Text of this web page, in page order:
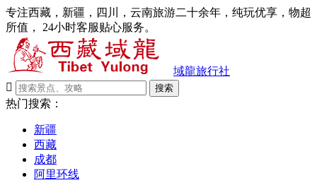
专注西藏，新疆，四川，云南旅游二十余年，纯玩优享，物超
所值， 24小时客服贴心服务。
域龍旅行社

搜索
热门搜索：
新疆
西藏
成都
阿里环线